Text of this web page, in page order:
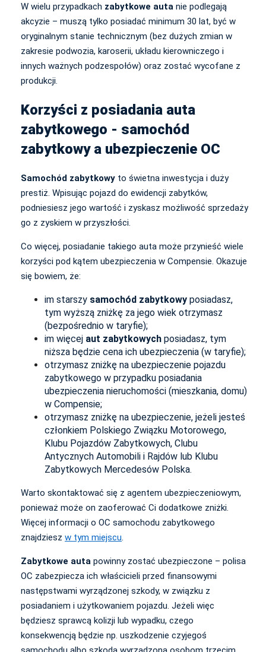
W wielu przypadkach zabytkowe auta nie podlegają
akcyzie – muszą tylko posiadać minimum 30 lat, być w
oryginalnym stanie technicznym (bez dużych zmian w
zakresie podwozia, karoserii, układu kierowniczego i
innych ważnych podzespołów) oraz zostać wycofane z
produkcji.
Korzyści z posiadania auta
zabytkowego - samochód
zabytkowy a ubezpieczenie OC
Samochód zabytkowy to świetna inwestycja i duży
prestiż. Wpisując pojazd do ewidencji zabytków,
podniesiesz jego wartość i zyskasz możliwość sprzedaży
go z zyskiem w przyszłości.
Co więcej, posiadanie takiego auta może przynieść wiele
korzyści pod kątem ubezpieczenia w Compensie. Okazuje
się bowiem, że:
im starszy samochód zabytkowy posiadasz,
tym wyższą zniżkę za jego wiek otrzymasz
(bezpośrednio w taryfie);
im więcej aut zabytkowych posiadasz, tym
niższa będzie cena ich ubezpieczenia (w taryfie);
otrzymasz zniżkę na ubezpieczenie pojazdu
zabytkowego w przypadku posiadania
ubezpieczenia nieruchomości (mieszkania, domu)
w Compensie;
otrzymasz zniżkę na ubezpieczenie, jeżeli jesteś
członkiem Polskiego Związku Motorowego,
Klubu Pojazdów Zabytkowych, Clubu
Antycznych Automobili i Rajdów lub Klubu
Zabytkowych Mercedesów Polska.
Warto skontaktować się z agentem ubezpieczeniowym,
ponieważ może on zaoferować Ci dodatkowe zniżki.
Więcej informacji o OC samochodu zabytkowego
znajdziesz w tym miejscu.
Zabytkowe auta powinny zostać ubezpieczone – polisa
OC zabezpiecza ich właścicieli przed finansowymi
następstwami wyrządzonej szkody, w związku z
posiadaniem i użytkowaniem pojazdu. Jeżeli więc
będziesz sprawcą kolizji lub wypadku, czego
konsekwencją będzie np. uszkodzenie czyjegoś